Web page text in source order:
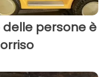
delle persone è